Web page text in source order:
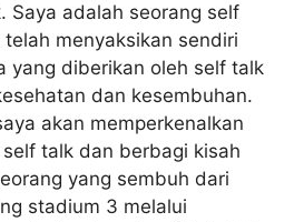
Saya adalah seorang self
menyaksikan sendiri
yang diberikan oleh self talk
dan kesembuhan.
akan memperkenalkan
talk dan berbagi kisah
yang sembuh dari
stadium 3 melalui